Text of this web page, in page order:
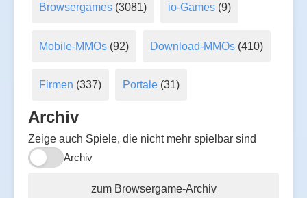
Browsergames(3081) io-Games (9)
Mobile-MMOs(92) Download-MMOs (410)
Firmen (337) Portale (31)
Archiv
Zeige auch Spiele, die nicht mehr spielbar sind
Archiv
zum Browsergame-Archiv